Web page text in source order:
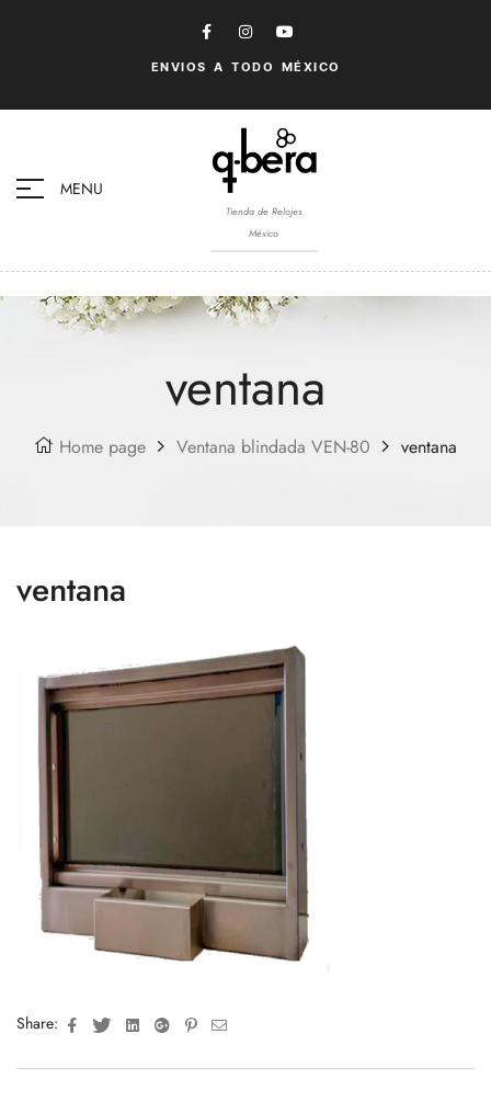
ENVIOS A TODO MÉXICO
MENU
Tienda de Relojes
México
ventana
Home page Ventana blindada VEN-80 ventana
ventana
Share: FacebookTwitterLinkedinGoogle+Pinterest
Email